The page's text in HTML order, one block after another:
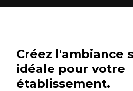
Créez l'ambiance
idéale pour votre
établissement.